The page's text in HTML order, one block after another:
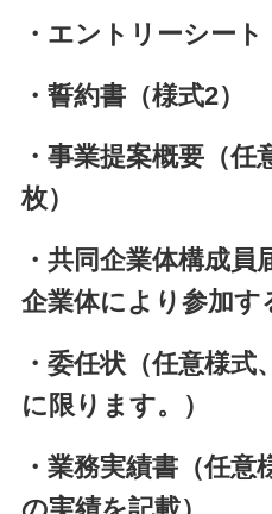
・エントリーシート
・誓約書（様式2）
・事業提案概要（任
枚）
・共同企業体構成員
企業体により参加す
・委任状（任意様
に限ります。）
・業務実績書（任